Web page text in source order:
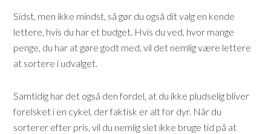
Sidst, men ikke mindst, så gør du også dit valg en kende
lettere, hvis du har et budget. Hvis du ved, hvor mange
penge, du har at gøre godt med, vil det nemlig være lettere
at sortere i udvalget.
Samtidig har det også den fordel, at du ikke pludselig bliver
forelsket i en cykel, der faktisk er alt for dyr. Når du
sorterer efter pris, vil du nemlig slet ikke bruge tid på at